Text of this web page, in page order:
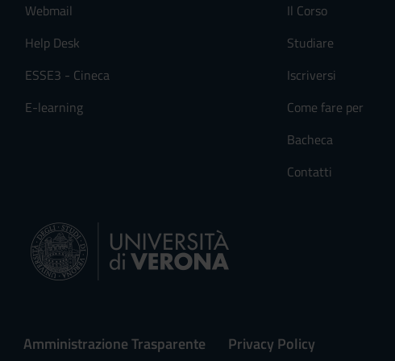
Webmail
Help Desk
ESSE3 - Cineca
E-learning
Il Corso
Studiare
Iscriversi
Come fare per
Bacheca
Contatti
Amministrazione Trasparente Privacy Policy